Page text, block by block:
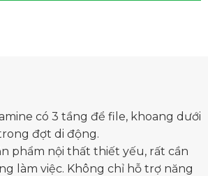
có 3 tầng để file, khoang dưới
đợt di động.
phẩm nội thất thiết yếu, rất cần
làm việc. Không chỉ hỗ trợ năng